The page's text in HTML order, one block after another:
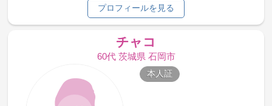
プロフィールを見る
チャコ
60代 茨城県 石岡市
本人証